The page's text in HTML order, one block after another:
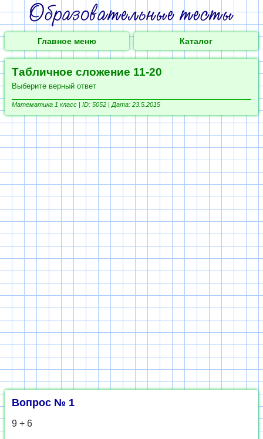
Главное меню Каталог
Табличное сложение 11-20
Выберите верный ответ
Математика 1 класс | ID: 5052 | Дата: 23.5.2015
Вопрос № 1
9 + 6